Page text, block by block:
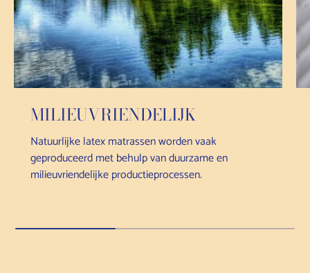
MILIEUVRIENDELIJK
Natuurlijke latex matrassen worden vaak
geproduceerd met behulp van duurzame en
milieuvriendelijke productieprocessen.